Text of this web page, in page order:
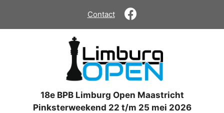
de
Contact
18e BPB Limburg Open Maastricht
Pinksterweekend 22 t/m 25 mei 2026